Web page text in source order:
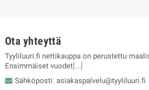
Ota yhteyttä
Tyyliluuri.fi nettikauppa on perustettu
Ensimmäiset vuodet[...]
Sähköposti: asiakaspalvelu@tyyliluuri.fi